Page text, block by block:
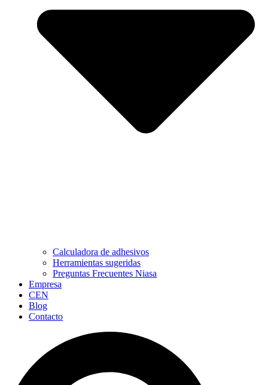
Calculadora de adhesivos
Herramientas sugeridas
Preguntas Frecuentes Niasa
Empresa
CEN
Blog
Contacto